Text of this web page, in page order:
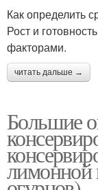
Как определить
Рост и
факторами.
читать дальше →
Большие
лимонной